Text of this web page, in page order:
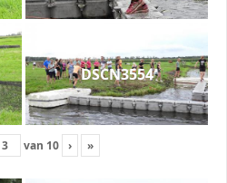
DSCN3554
van 10 › »